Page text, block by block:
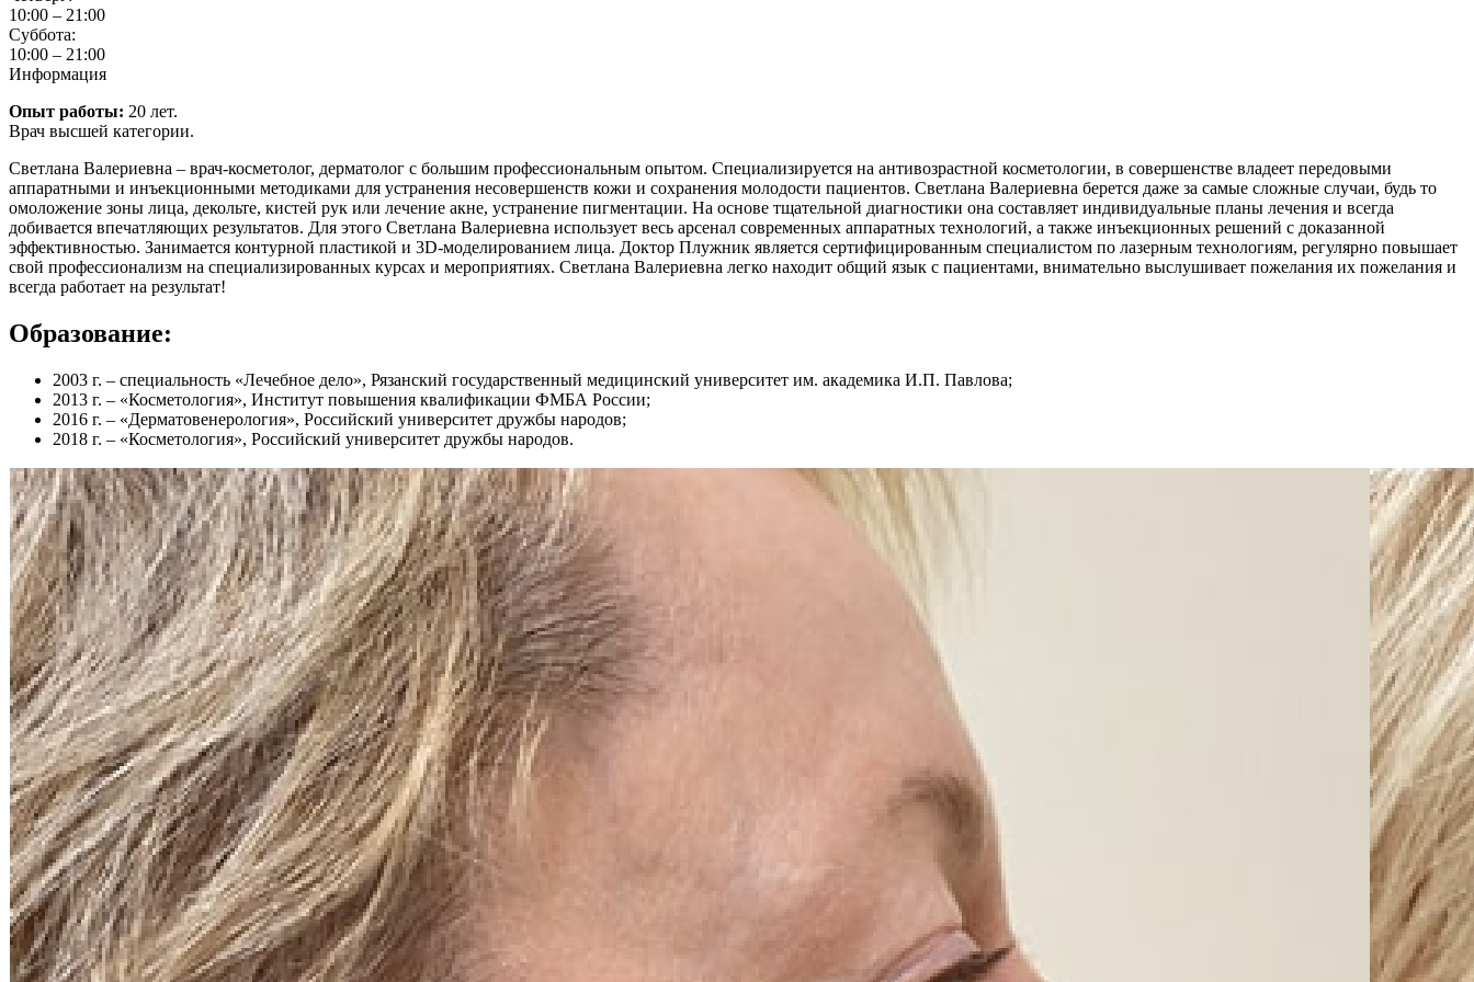
10:00 – 21:00
Суббота:
10:00 – 21:00
Информация
Опыт работы: 20 лет.
Врач высшей категории.
Светлана Валериевна – врач-косметолог, дерматолог с большим профессиональным опытом. Специализируется на антивозрастной косметологии, в совершенстве владеет передовыми
аппаратными и инъекционными методиками для устранения несовершенств кожи и сохранения молодости пациентов. Светлана Валериевна берется даже за самые сложные случаи, будь то
омоложение зоны лица, декольте, кистей рук или лечение акне, устранение пигментации. На основе тщательной диагностики она составляет индивидуальные планы лечения и всегда
добивается впечатляющих результатов. Для этого Светлана Валериевна использует весь арсенал современных аппаратных технологий, а также инъекционных решений с доказанной
эффективностью. Занимается контурной пластикой и 3D-моделированием лица. Доктор Плужник является сертифицированным специалистом по лазерным технологиям, регулярно повышает
свой профессионализм на специализированных курсах и мероприятиях. Светлана Валериевна легко находит общий язык с пациентами, внимательно выслушивает пожелания их пожелания и
всегда работает на результат!
Образование:
2003 г. – специальность «Лечебное дело», Рязанский государственный медицинский университет им. академика И.П. Павлова;
2013 г. – «Косметология», Институт повышения квалификации ФМБА России;
2016 г. – «Дерматовенерология», Российский университет дружбы народов;
2018 г. – «Косметология», Российский университет дружбы народов.